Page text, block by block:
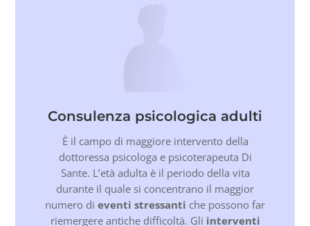
Consulenza psicologica adulti
È il campo di maggiore intervento della
dottoressa psicologa e psicoterapeuta Di
Sante. L’età adulta è il periodo della vita
durante il quale si concentrano il maggior
numero di eventi stressanti che possono far
riemergere antiche difficoltà. Gli interventi